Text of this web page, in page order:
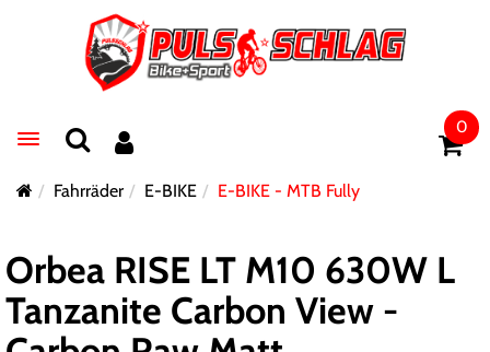
Toggle navigation
0
Fahrräder E-BIKE E-BIKE - MTB Fully
Orbea RISE LT M10 630W L
Tanzanite Carbon View -